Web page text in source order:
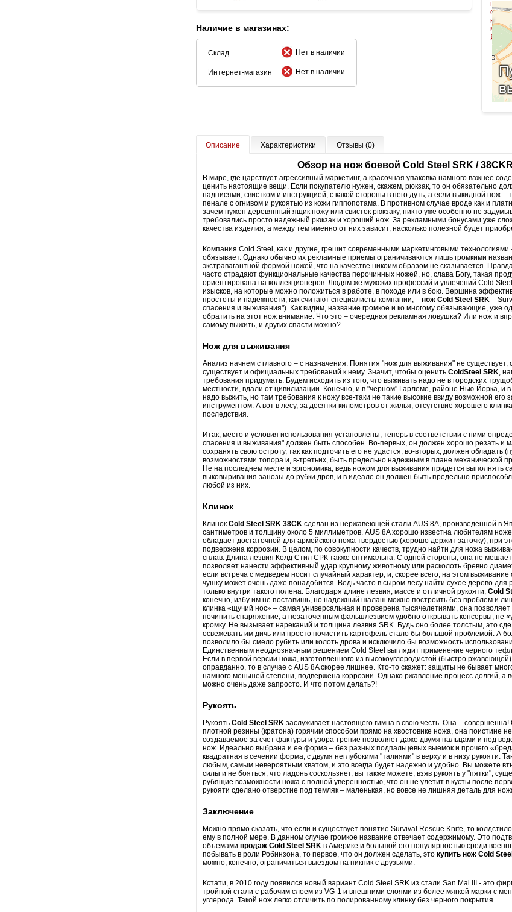
Наличие в магазинах:
Склад Нет в наличии
Интернет-магазин Нет в наличии
Описание Характеристики Отзывы (0)
Обзор на нож боевой Cold Steel SRK / 38CKR
В мире, где царствует агрессивный маркетинг, а красочная упаковка намного важнее
ценить настоящие вещи. Если покупателю нужен, скажем, рюкзак, то он обязательно
надписями, свистком и инструкцией, с какой стороны в него дуть, а если выкидной нож –
пенале с огнивом и рукоятью из кожи гиппопотама. В противном случае вроде как и
зачем нужен деревянный ящик ножу или свисток рюкзаку, никто уже особенно не
требовались просто надежный рюкзак и хороший нож. За рекламными бонусами уже
качества изделия, а между тем именно от них зависит, насколько полезной будет
Компания Cold Steel, как и другие, грешит современными маркетинговыми
обязывает. Однако обычно их рекламные приемы ограничиваются лишь громкими
экстравагантной формой ножей, что на качестве никоим образом не сказывается.
часто страдают функциональные качества перочинных ножей, но, слава Богу, такая
ориентирована на коллекционеров. Людям же мужских профессий и увлечений Cold
изысков, на которые можно положиться в работе, в походе или в бою. Вершина
простоты и надежности, как считают специалисты компании, – нож Cold Steel SRK –
спасения и выживания"). Как видим, название громкое и ко многому обязывающие, уже
обратить на этот нож внимание. Что это – очередная рекламная ловушка? Или нож и
самому выжить, и других спасти можно?
Нож для выживания
Анализ начнем с главного – с назначения. Понятия "нож для выживания" не существует,
существует и официальных требований к нему. Значит, чтобы оценить ColdSteel SRK ,
требования придумать. Будем исходить из того, что выживать надо не в городских
местности, вдали от цивилизации. Конечно, и в "черном" Гарлеме, районе Нью-Йорка, и
надо выжить, но там требования к ножу все-таки не такие высокие ввиду возможной его
инструментом. А вот в лесу, за десятки километров от жилья, отсутствие хорошего
последствия.
Итак, место и условия использования установлены, теперь в соответствии с ними
спасения и выживания" должен быть способен. Во-первых, он должен хорошо резать и
сохранять свою остроту, так как подточить его не удастся, во-вторых, должен обладать
возможностями топора и, в-третьих, быть предельно надежным в плане механической
Не на последнем месте и эргономика, ведь ножом для выживания придется выполнять
выковыривания занозы до рубки дров, и в идеале он должен быть предельно
любой из них.
Клинок
Клинок Cold Steel SRK 38CK сделан из нержавеющей стали AUS 8A, произведенной в
сантиметров и толщину около 5 миллиметров. AUS 8A хорошо известна любителям
обладает достаточной для армейского ножа твердостью (хорошо держит заточку), при
подвержена коррозии. В целом, по совокупности качеств, трудно найти для ножа
сплав. Длина лезвия Колд Стил СРК также оптимальна. С одной стороны, она не
позволяет нанести эффективный удар крупному животному или расколоть бревно
если встреча с медведем носит случайный характер, и, скорее всего, на этом выживание
чушку может очень даже понадобится. Ведь часто в сыром лесу найти сухое дерево для
только внутри такого полена. Благодаря длине лезвия, массе и отличной рукояти, Cold
конечно, избу им не поставишь, но надежный шалаш можно построить без проблем и
клинка «щучий нос» – самая универсальная и проверена тысячелетиями, она
починить снаряжение, а незаточенным фальшлезвием удобно открывать консервы, не
кромку. Не вызывает нареканий и толщина лезвия SRK. Будь оно более толстым, это
освежевать им дичь или просто почистить картофель стало бы большой проблемой. А
позволило бы смело рубить или колоть дрова и исключило бы возможность
Единственным неоднозначным решением Cold Steel выглядит применение черного
Если в первой версии ножа, изготовленного из высокоуглеродистой (быстро
оправданно, то в случае с AUS 8A скорее лишнее. Кто-то скажет: защиты не бывает
намного меньшей степени, подвержена коррозии. Однако ржавление процесс долгий, а
можно очень даже запросто. И что потом делать?!
Рукоять
Рукоять Cold Steel SRK заслуживает настоящего гимна в свою честь. Она –
плотной резины (кратона) горячим способом прямо на хвостовике ножа, она поистине
создаваемое за счет фактуры и узора трение позволяет даже двумя пальцами и под
нож. Идеально выбрана и ее форма – без разных подпальцевых выемок и прочего
квадратная в сечении форма, с двумя неглубокими "талиями" в верху и в низу рукояти.
любым, самым невероятным хватом, и это всегда будет надежно и удобно. Вы можете
силы и не бояться, что ладонь соскользнет, вы также можете, взяв рукоять у "пятки",
рубящие возможности ножа с полной уверенностью, что он не улетит в кусты после
рукояти сделано отверстие под темляк – маленькая, но вовсе не лишняя деталь для
Заключение
Можно прямо сказать, что если и существует понятие Survival Rescue Knife, то
ему в полной мере. В данном случае громкое название отвечает содержимому. Это
объемами продаж Cold Steel SRK в Америке и большой его популярностью среди
побывать в роли Робинзона, то первое, что он должен сделать, это купить нож Cold
можно, конечно, ограничиться выездом на пикник с друзьями.
Кстати, в 2010 году появился новый вариант Cold Steel SRK из стали San Mai III - это
тройной стали с рабочим слоем из VG-1 и внешними слоями из более мягкой марки с
углерода. Такой нож легко отличить по полированному клинку без черного покрытия.